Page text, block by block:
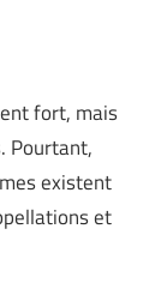
fort, mais
Pourtant,
existent
et